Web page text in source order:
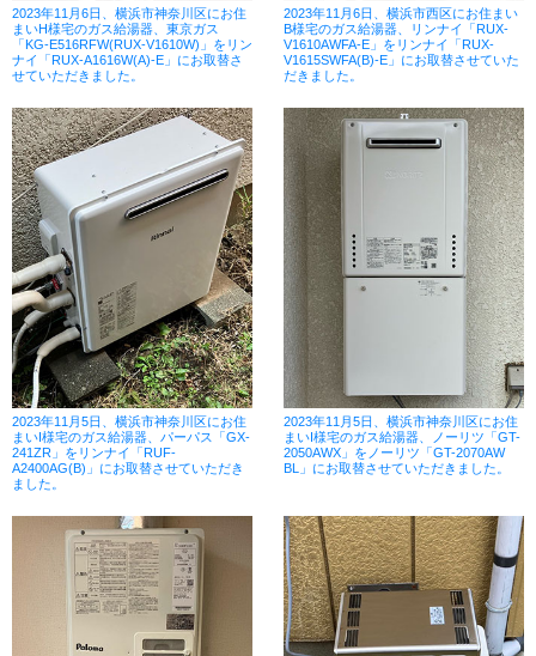
2023年11月6日、横浜市神奈川区にお住
まいH様宅のガス給湯器、東京ガス
「KG-E516RFW(RUX-V1610W)」をリン
ナイ「RUX-A1616W(A)-E」にお取替さ
せていただきました。
2023年11月6日、横浜市西区にお住まい
B様宅のガス給湯器、リンナイ「RUX-
V1610AWFA-E」をリンナイ「RUX-
V1615SWFA(B)-E」にお取替させていた
だきました。
2023年11月5日、横浜市神奈川区にお住
まいI様宅のガス給湯器、パーパス「GX-
241ZR」をリンナイ「RUF-
A2400AG(B)」にお取替させていただき
ました。
2023年11月5日、横浜市神奈川区にお住
まいI様宅のガス給湯器、ノーリツ「GT-
2050AWX」をノーリツ「GT-2070AW
BL」にお取替させていただきました。